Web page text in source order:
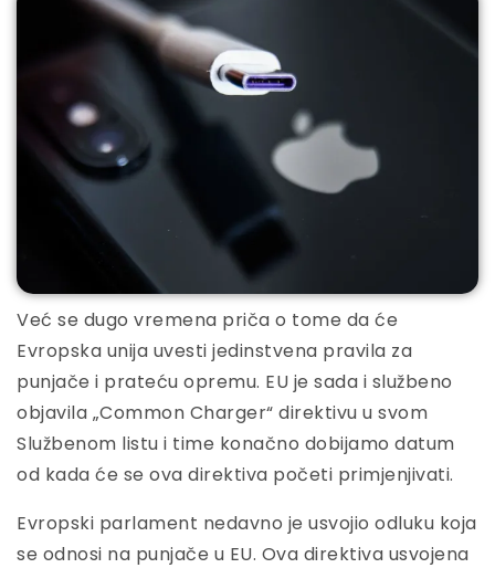
Već se dugo vremena priča o tome da će
Evropska unija uvesti jedinstvena pravila za
punjače i prateću opremu. EU je sada i službeno
objavila „Common Charger“ direktivu u svom
Službenom listu i time konačno dobijamo datum
od kada će se ova direktiva početi primjenjivati.
Evropski parlament nedavno je usvojio odluku koja
se odnosi na punjače u EU. Ova direktiva usvojena